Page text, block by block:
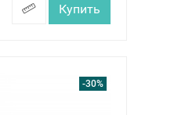
Купить
-30%